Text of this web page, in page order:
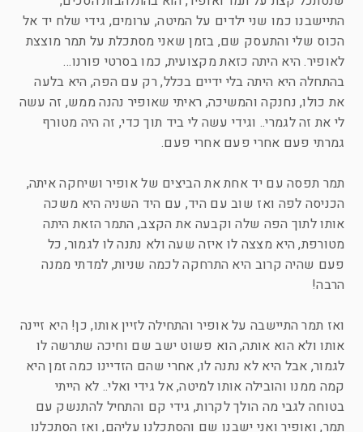
התיישבנו כמו שני ילדים על המיטה, ערומים, גידי שלח יד אל
הכוס שלי והתעסק שם, בזמן שאני מסתכלת על תמר מוצצת
לאופיר. היא היתה כזאת מקצועית, כמו בסרטי פורנו…
בהתחלה היא היתה בלי ידיים בכלל, רק עם הפה, היא בלעה
את כולו, נחנקה והמשיכה, ראיתי שאופיר נהנה ממש, זה עשה
לי את זה לגמרי.. וגידי עשה לי ביד תוך כדי, זה היה מטורף
גמרתי פעם אחרי פעם אחרי פעם.
תמר תפסה עם יד אחת את הביצים של אופיר ושיחקה איתה,
הכניסה לפה ואז שוב עם היד, עם היד השניה היא משכה
אותו לתוך הפה שלה וקבעה את הקצב, התמר הזאת היתה
מטורפת, היא מצצה לו איזה שעה ולא נתנה לו לגמור, כל
פעם שהיה קרוב היא התרחקה לכמה שניות, למדתי ממנה
הרבה!
ואז תמר התיישבה על אופיר והתחילה לזיין אותו, כן! היא זיינה
אותו ולא הוא אותה, הוא פשוט ישב שם וחיכה שתרשה לו
לגמור, אבל היא לא נתנה לו, אחרי שהם הזדיינו כמה זמן היא
קמה ממנו והובילה אותו למיטה, אל גידי ואלי.. לא הייתי
בטוחה לגבי מה הולך לקרות, גידי קם והתחיל להתנשק עם
תמר, ואופיר ואני ישבנו שם והסתכלנו עליהם, ואז הסתכלנו